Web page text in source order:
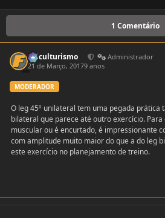
1 Comentário
fisiculturismo
Administrador
21 de Março, 20179 anos
MODERADOR
O leg 45º unilateral tem uma pegada prática
bilateral que parece até outro exercício.
muscular ou é encurtado, é impressionante
com amplitude muito maior do que a do leg
este exercício no planejamento de treino.